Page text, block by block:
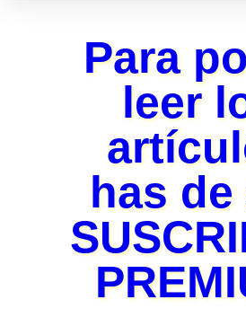
Para
leer
has de